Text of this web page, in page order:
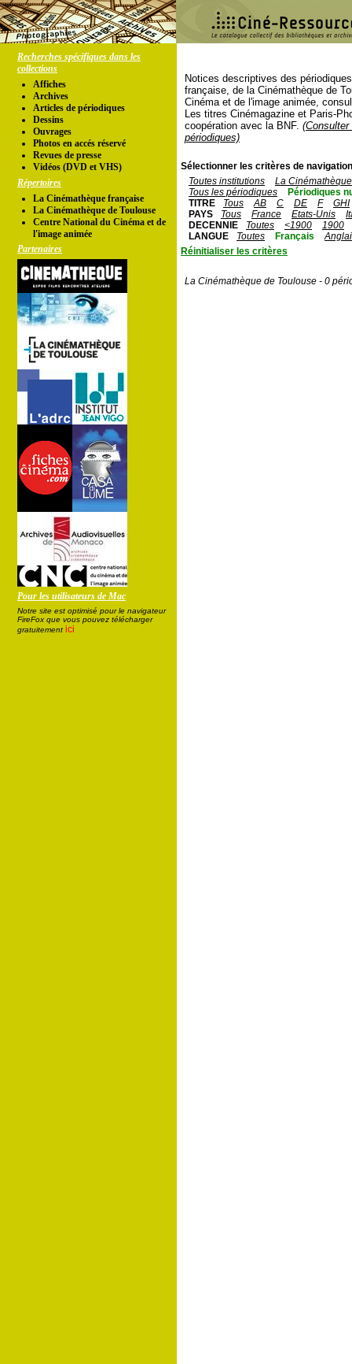
Recherches spécifiques dans les
collections
Affiches
Archives
Articles de périodiques
Dessins
Ouvrages
Photos en accés réservé
Revues de presse
Vidéos (DVD et VHS)
Répertoires
La Cinémathèque française
La Cinémathèque de Toulouse
Centre National du Cinéma et de
l'image animée
Partenaires
Pour les utilisateurs de Mac
Notre site est optimisé pour le navigateur
FireFox que vous pouvez télécharger
gratuitement ici
Notices descriptives des
française, de la Cinémathèque de
Cinéma et de l'image animée,
Les titres Cinémagazine et Paris-
coopération avec la BNF.
périodiques)
Sélectionner les critères de
Toutes institutions
La
Tous les périodiques
Périodiques
TITRE
Tous AB C DE F
GHI
PAYS
Tous France Etats-Unis
DECENNIE
Toutes <1900
1900
LANGUE
Toutes Français
Réinitialiser les critères
La Cinémathèque de Toulouse - 0